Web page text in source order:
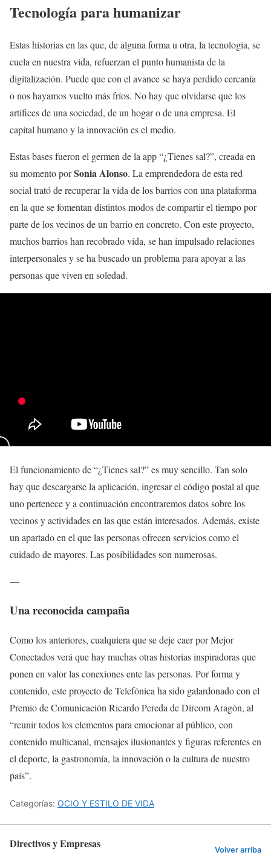
Tecnología para humanizar
Estas historias en las que, de alguna forma u otra, la tecnología, se
cuela en nuestra vida, refuerzan el punto humanista de la
digitalización. Puede que con el avance se haya perdido cercanía
o nos hayamos vuelto más fríos. No hay que olvidarse que los
artífices de una sociedad, de un hogar o de una empresa. El
capital humano y la innovación es el medio.
Estas bases fueron el germen de la app “¿Tienes sal?”, creada en
su momento porSonia Alonso. La emprendedora de esta red
social trató de recuperar la vida de los barrios con una plataforma
en la que se fomentan distintos modos de compartir el tiempo por
parte de los vecinos de un barrio en concreto. Con este proyecto,
muchos barrios han recobrado vida, se han impulsado relaciones
interpersonales y se ha buscado un problema para apoyar a las
personas que viven en soledad.
El funcionamiento de “¿Tienes sal?” es muy sencillo. Tan solo
hay que descargarse la aplicación, ingresar el código postal al que
uno pertenece y a continuación encontraremos datos sobre los
vecinos y actividades en las que están interesados. Además, existe
un apartado en el que las personas ofrecen servicios como el
cuidado de mayores. Las posibilidades son numerosas.
—
Una reconocida campaña
Como los anteriores, cualquiera que se deje caer por Mejor
Conectados verá que hay muchas otras historias inspiradoras que
ponen en valor las conexiones ente las personas. Por forma y
contenido, este proyecto de Telefónica ha sido galardonado con el
Premio de Comunicación Ricardo Pereda de Dircom Aragón, al
“reunir todos los elementos para emocionar al público, con
contenido multicanal, mensajes ilusionantes y figuras referentes en
el deporte, la gastronomía, la innovación o la cultura de nuestro
país”.
Categorías: OCIO Y ESTILO DE VIDA
Directivos y Empresas Volver arriba